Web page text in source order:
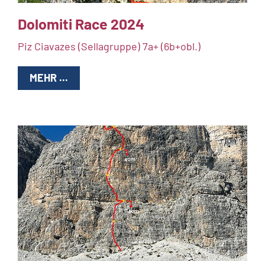
Dolomiti Race 2024
Piz Ciavazes (Sellagruppe) 7a+ (6b+obl.)
MEHR ...